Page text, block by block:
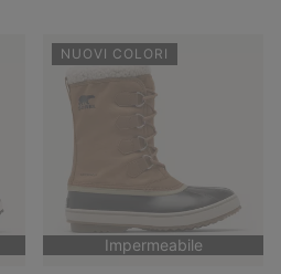
NUOVI COLORI
Impermeabile